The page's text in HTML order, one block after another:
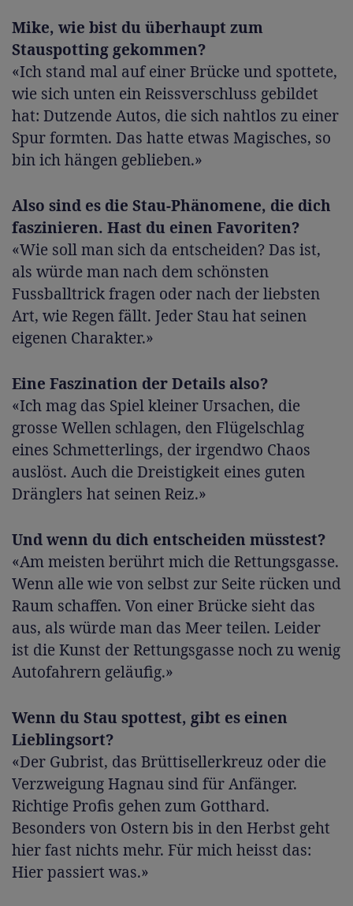
Mike, wie bist du überhaupt zum
Stauspotting gekommen?
«Ich stand mal auf einer Brücke und spottete,
wie sich unten ein Reissverschluss gebildet
hat: Dutzende Autos, die sich nahtlos zu einer
Spur formten. Das hatte etwas Magisches, so
bin ich hängen geblieben.»
Also sind es die Stau-Phänomene, die dich
faszinieren. Hast du einen Favoriten?
«Wie soll man sich da entscheiden? Das ist,
als würde man nach dem schönsten
Fussballtrick fragen oder nach der liebsten
Art, wie Regen fällt. Jeder Stau hat seinen
eigenen Charakter.»
Eine Faszination der Details also?
«Ich mag das Spiel kleiner Ursachen, die
grosse Wellen schlagen, den Flügelschlag
eines Schmetterlings, der irgendwo Chaos
auslöst. Auch die Dreistigkeit eines guten
Dränglers hat seinen Reiz.»
Und wenn du dich entscheiden müsstest?
«Am meisten berührt mich die Rettungsgasse.
Wenn alle wie von selbst zur Seite rücken und
Raum schaffen. Von einer Brücke sieht das
aus, als würde man das Meer teilen. Leider
ist die Kunst der Rettungsgasse noch zu wenig
Autofahrern geläufig.»
Wenn du Stau spottest, gibt es einen
Lieblingsort?
«Der Gubrist, das Brüttisellerkreuz oder die
Verzweigung Hagnau sind für Anfänger.
Richtige Profis gehen zum Gotthard.
Besonders von Ostern bis in den Herbst geht
hier fast nichts mehr. Für mich heisst das:
Hier passiert was.»